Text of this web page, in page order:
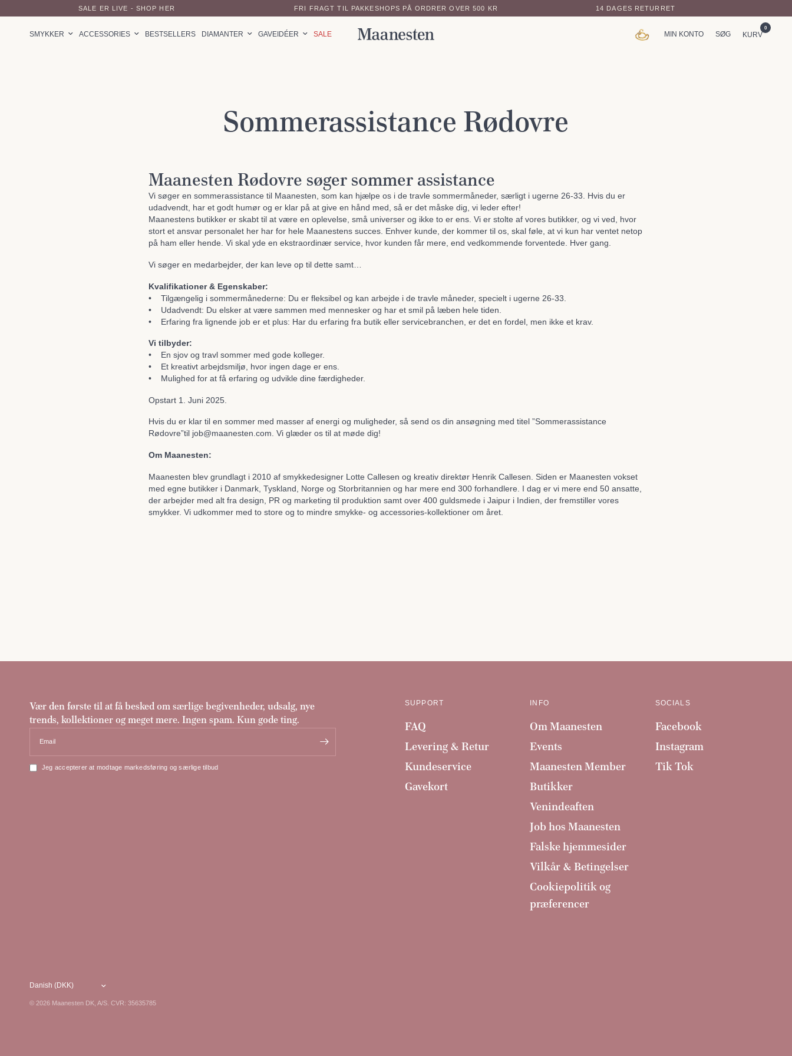
SALE ER LIVE - SHOP HER FRI FRAGT TIL PAKKESHOPS PÅ ORDRER OVER 500 KR 14 DAGES RETURRET
SMYKKER ACCESSORIES BESTSELLERS DIAMANTER GAVEIDÉER SALE MIN KONTO SØG KURV
0
Sommerassistance Rødovre
Maanesten Rødovre søger sommer assistance
Vi søger en sommerassistance til Maanesten, som kan hjælpe os i de travle sommermåneder, særligt i ugerne 26-33. Hvis du er
udadvendt, har et godt humør og er klar på at give en hånd med, så er det måske dig, vi leder efter!
Maanestens butikker er skabt til at være en oplevelse, små universer og ikke to er ens. Vi er stolte af vores butikker, og vi ved, hvor
stort et ansvar personalet her har for hele Maanestens succes. Enhver kunde, der kommer til os, skal føle, at vi kun har ventet netop
på ham eller hende. Vi skal yde en ekstraordinær service, hvor kunden får mere, end vedkommende forventede. Hver gang.
Vi søger en medarbejder, der kan leve op til dette samt…
Kvalifikationer & Egenskaber:
• Tilgængelig i sommermånederne: Du er fleksibel og kan arbejde i de travle måneder, specielt i ugerne 26-33.
• Udadvendt: Du elsker at være sammen med mennesker og har et smil på læben hele tiden.
• Erfaring fra lignende job er et plus: Har du erfaring fra butik eller servicebranchen, er det en fordel, men ikke et krav.
Vi tilbyder:
• En sjov og travl sommer med gode kolleger.
• Et kreativt arbejdsmiljø, hvor ingen dage er ens.
• Mulighed for at få erfaring og udvikle dine færdigheder.
Opstart 1. Juni 2025.
Hvis du er klar til en sommer med masser af energi og muligheder, så send os din ansøgning med titel ”Sommerassistance
Rødovre”til job@maanesten.com. Vi glæder os til at møde dig!
Om Maanesten:
Maanesten blev grundlagt i 2010 af smykkedesigner Lotte Callesen og kreativ direktør Henrik Callesen. Siden er Maanesten vokset
med egne butikker i Danmark, Tyskland, Norge og Storbritannien og har mere end 300 forhandlere. I dag er vi mere end 50 ansatte,
der arbejder med alt fra design, PR og marketing til produktion samt over 400 guldsmede i Jaipur i Indien, der fremstiller vores
smykker. Vi udkommer med to store og to mindre smykke- og accessories-kollektioner om året.
Vær den første til at få besked om særlige begivenheder, udsalg, nye
trends, kollektioner og meget mere. Ingen spam. Kun gode ting.
Email
Jeg accepterer at modtage markedsføring og særlige tilbud
SUPPORT
FAQ
Levering & Retur
Kundeservice
Gavekort
INFO
Om Maanesten
Events
Maanesten Member
Butikker
Venindeaften
Job hos Maanesten
Falske hjemmesider
Vilkår & Betingelser
Cookiepolitik og
præferencer
SOCIALS
Facebook
Instagram
Tik Tok
© 2026 Maanesten DK, A/S. CVR: 35635785